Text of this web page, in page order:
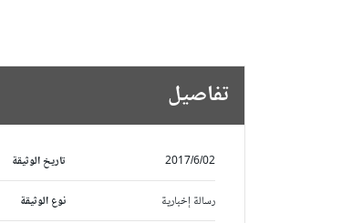
تفاصيل
تاريخ الوثيقة 2017/6/02
نوع الوثيقة رسالة إخبارية